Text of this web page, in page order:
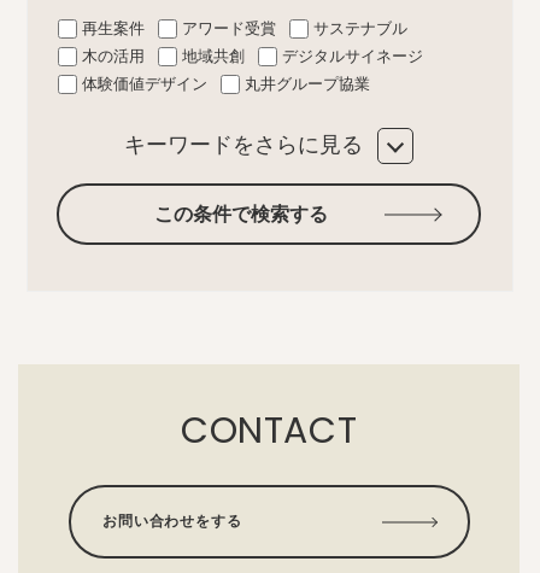
再生案件 アワード受賞
サステナブル
木の活用
地域共創
デジタルサイネージ
体験価値デザイン
丸井グループ協業
キーワードをさらに見る
この条件で検索する
CONTACT
お問い合わせをする